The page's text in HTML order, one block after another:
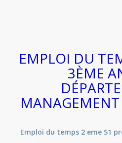
EMPLOI DU
3ÈME
Emploi du temps 2 eme S1